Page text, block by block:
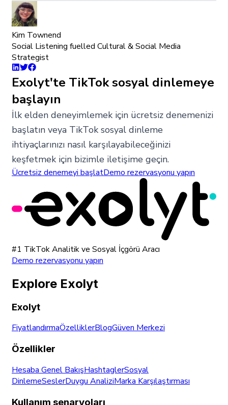
Kim Townend
Social Listening fuelled Cultural & Social Media
Strategist
Exolyt'te TikTok sosyal dinlemeye
başlayın
İlk elden deneyimlemek için ücretsiz denemenizi
başlatın veya TikTok sosyal dinleme
ihtiyaçlarınızı nasıl karşılayabileceğinizi
keşfetmek için bizimle iletişime geçin.
Ücretsiz denemeyi başlatDemo rezervasyonu yapın
#1 TikTok Analitik ve Sosyal İçgörü Aracı
Demo rezervasyonu yapın
Explore Exolyt
Exolyt
FiyatlandırmaÖzelliklerBlogGüven Merkezi
Özellikler
Hesaba Genel BakışHashtaglerSosyal
DinlemeSeslerDuygu AnaliziMarka Karşılaştırması
Kullanım senaryoları